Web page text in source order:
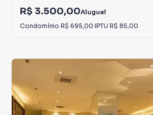
R$ 3.500,00Aluguel
Condomínio R$ 695,00·IPTU R$ 85,00